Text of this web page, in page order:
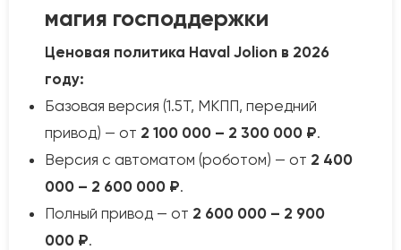
магия господдержки
Ценовая политика Haval Jolion в 2026
году:
Базовая версия (1.5Т, МКПП, передний
привод) — от 2 100 000 – 2 300 000 ₽.
Версия с автоматом (роботом) — от 2 400
000 – 2 600 000 ₽.
Полный привод — от 2 600 000 – 2 900
000 ₽.